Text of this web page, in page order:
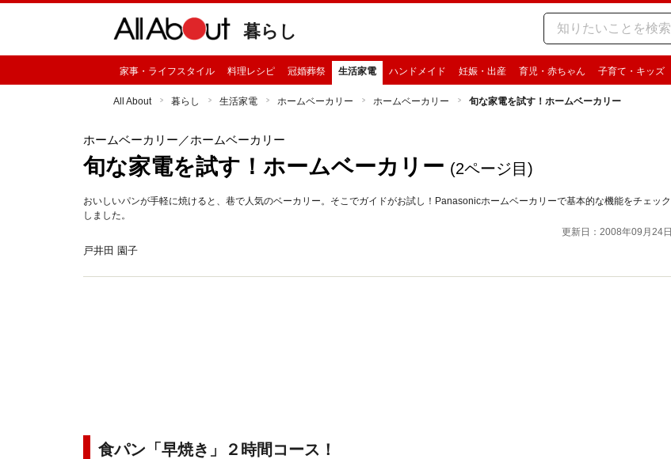
暮らし
家事・ライフスタイル 料理レシピ 冠婚葬祭 生活家電 ハンドメイド 妊娠・出産 育児・赤ちゃん 子育て・キッズ
All About 暮らし 生活家電 ホームベーカリー ホームベーカリー 旬な家電を試す！ホームベーカリー
ホームベーカリー ／ホームベーカリー
旬な家電を試す！ホームベーカリー (2ページ目)
おいしいパンが手軽に焼けると、巷で人気のベーカリー。そこでガイドがお試し！Panasonicホームベーカリーで基本的な機能をチェック
しました。
更新日：2008年09月24日
戸井田 園子
食パン「早焼き」２時間コース！